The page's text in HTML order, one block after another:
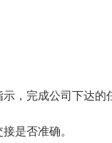
示，完成公司下
品交接是否准确